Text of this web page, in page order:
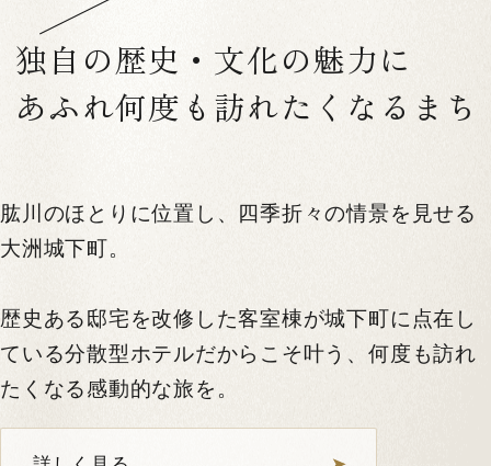
独自の歴史・文化の魅力に
あふれ何度も訪れたくなるまち
肱川のほとりに位置し、四季折々の情景を見せる
大洲城下町。
歴史ある邸宅を改修した客室棟が城下町に点在し
ている分散型ホテルだからこそ叶う、何度も訪れ
たくなる感動的な旅を。